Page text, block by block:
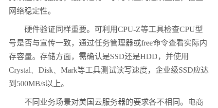
网络稳定性。
硬件验证同样重要。可利用CPU-Z等工具检查CPU型
号是否与宣传一致，通过任务管理器或free命令查看实际内
存容量。存储方面，需确认是SSD还是HDD，并使用
Crystal、Disk、Mark等工具测试读写速度，企业级SSD应达
到 500MB/s以上。
不同业务场景对美国云服务器的要求各不相同。电商